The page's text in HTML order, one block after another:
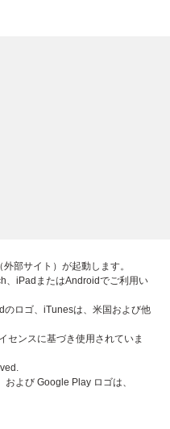
部サイト）が起動します。
、iPadまたはAndroidでご利用い
のロゴ、iTunesは、米国および他
センスに基づき使用されていま
よび Google Play ロゴは、